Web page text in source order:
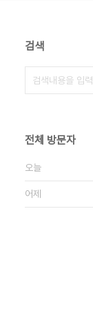
검색
전체 방문자
오늘
어제